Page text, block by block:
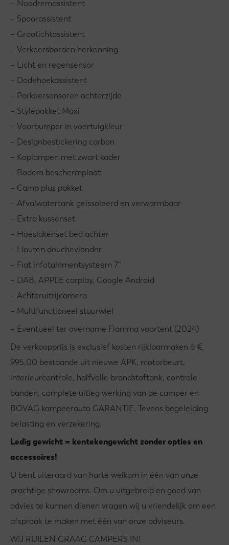
– Noodremassistent
– Spoorassistent
– Grootichtassistent
– Verkeersborden herkenning
– Licht en regensensor
– Dodehoekassistent
– Parkeersensoren achterzijde
– Stylepakket Maxi
– Voorbumper in voertuigkleur
– Designbestickering carbon
– Koplampen met zwart kader
– Bodem beschermplaat
– Camp plus pakket
– Afvalwatertank geissoleerd en verwarmbaar
– Extra kussenset
– Hoeslakenset bed achter
– Houten douchevlonder
– Fiat infotainmentsysteem 7”
– DAB, APPLE carplay, Google Android
– Achteruitrijcamera
– Multifunctioneel stuurwiel
– Eventueel ter overname Fiamma voortent (2024)
De verkoopprijs is exclusief kosten rijklaarmaken à €
995,00 bestaande uit nieuwe APK, motorbeurt,
interieurcontrole, halfvolle brandstoftank, controle
banden, complete uitleg werking van de camper en
BOVAG kampeerauto GARANTIE. Tevens begeleiding
belasting en verzekering.
Ledig gewicht = kentekengewicht zonder opties en
accessoires!
U bent uiteraard van harte welkom in één van onze
prachtige showrooms. Om u uitgebreid en goed van
advies te kunnen dienen vragen wij u vriendelijk om een
afspraak te maken met één van onze adviseurs.
WIJ RUILEN GRAAG CAMPERS IN!